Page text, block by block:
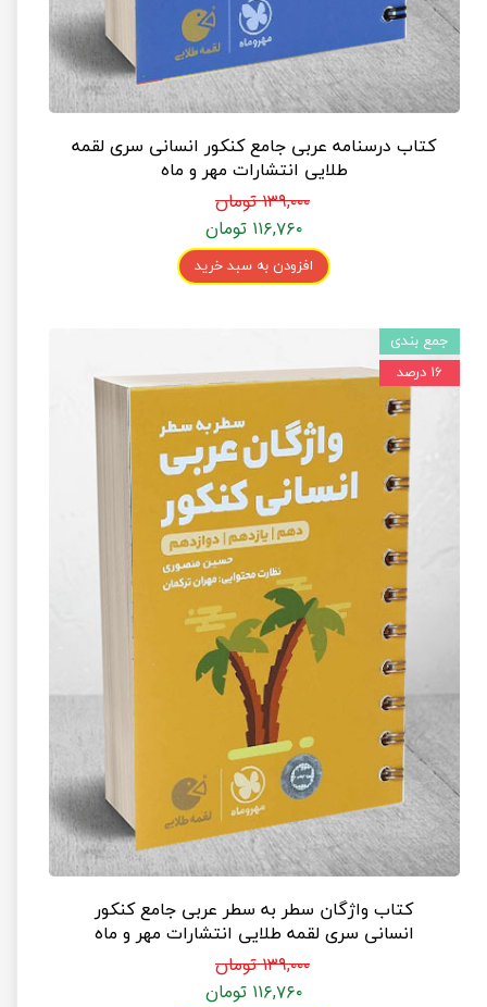
کتاب درسنامه عربی جامع کنکور انسانی سری لقمه
طلایی انتشارات مهر و ماه
۱۳۹,۰۰۰ تومان
۱۱۶,۷۶۰ تومان
افزودن به سبد خرید
کتاب واژگان سطر به سطر عربی جامع کنکور
انسانی سری لقمه طلایی انتشارات مهر و ماه
۱۳۹,۰۰۰ تومان
۱۱۶,۷۶۰ تومان
جمع بندی
۱۶ درصد